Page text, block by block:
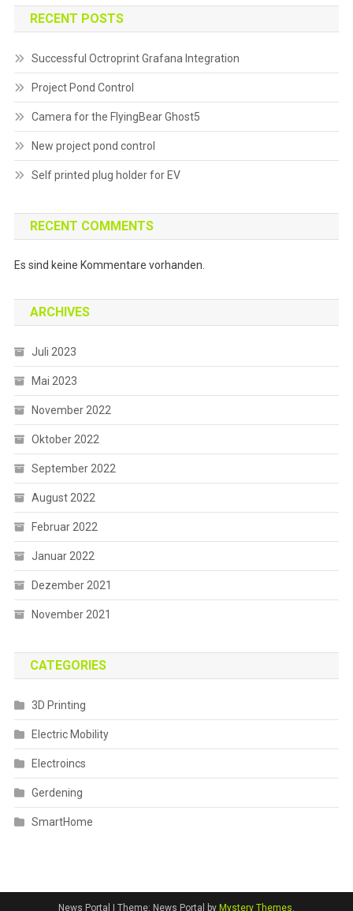
RECENT POSTS
Successful Octroprint Grafana Integration
Project Pond Control
Camera for the FlyingBear Ghost5
New project pond control
Self printed plug holder for EV
RECENT COMMENTS
Es sind keine Kommentare vorhanden.
ARCHIVES
Juli 2023
Mai 2023
November 2022
Oktober 2022
September 2022
August 2022
Februar 2022
Januar 2022
Dezember 2021
November 2021
CATEGORIES
3D Printing
Electric Mobility
Electroincs
Gerdening
SmartHome
News Portal Theme: News Portal by Mystery Themes.